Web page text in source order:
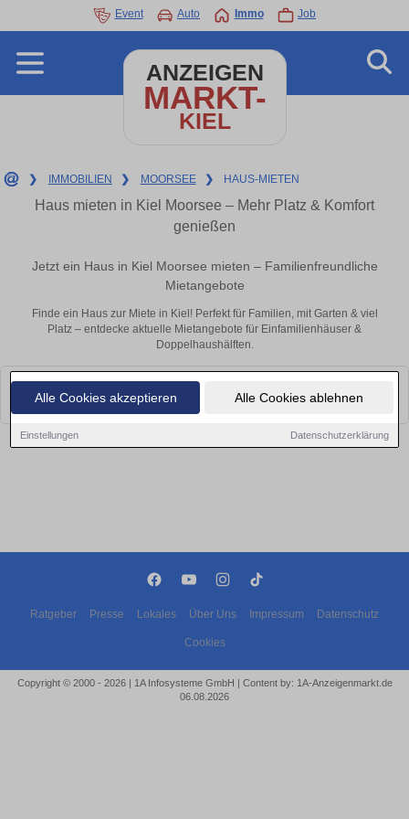
Alle Cookies akzeptieren Alle Cookies ablehnen
Einstellungen Datenschutzerklärung
Event Auto Immo Job
ANZEIGEN
MARKT-
KIEL
❯ IMMOBILIEN ❯ MOORSEE ❯ HAUS-MIETEN
Haus mieten in Kiel Moorsee – Mehr Platz & Komfort
genießen
Jetzt ein Haus in Kiel Moorsee mieten – Familienfreundliche
Mietangebote
Finde ein Haus zur Miete in Kiel! Perfekt für Familien, mit Garten & viel
Platz – entdecke aktuelle Mietangebote für Einfamilienhäuser &
Doppelhaushälften.
Leider konnten wir derzeit keine passenden Objekte finden. Schauen Sie
bald wieder vorbei!
Ratgeber Presse Lokales Über Uns Impressum Datenschutz
Cookies
Copyright © 2000 - 2026 | 1A Infosysteme GmbH | Content by: 1A-Anzeigenmarkt.de
06.08.2026